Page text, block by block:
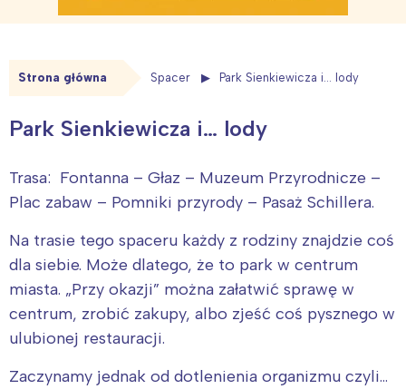
Strona główna Spacer Park Sienkiewicza i… lody
Park Sienkiewicza i… lody
Trasa: Fontanna – Głaz – Muzeum Przyrodnicze –
Plac zabaw – Pomniki przyrody – Pasaż Schillera.
Na trasie tego spaceru każdy z rodziny znajdzie coś
dla siebie. Może dlatego, że to park w centrum
miasta. „Przy okazji” można załatwić sprawę w
centrum, zrobić zakupy, albo zjeść coś pysznego w
ulubionej restauracji.
Zaczynamy jednak od dotlenienia organizmu czyli…